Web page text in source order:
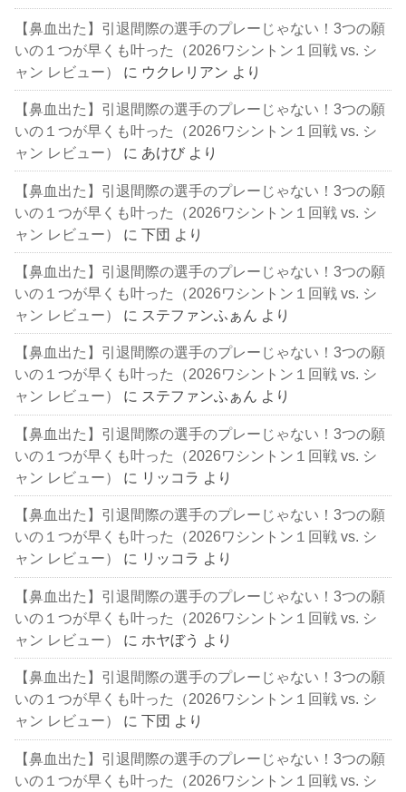
【鼻血出た】引退間際の選手のプレーじゃない！3つの願
いの１つが早くも叶った（2026ワシントン１回戦 vs. シ
ャン レビュー）
に ウクレリアン より
【鼻血出た】引退間際の選手のプレーじゃない！3つの願
いの１つが早くも叶った（2026ワシントン１回戦 vs. シ
ャン レビュー）
に あけび より
【鼻血出た】引退間際の選手のプレーじゃない！3つの願
いの１つが早くも叶った（2026ワシントン１回戦 vs. シ
ャン レビュー）
に下団 より
【鼻血出た】引退間際の選手のプレーじゃない！3つの願
いの１つが早くも叶った（2026ワシントン１回戦 vs. シ
ャン レビュー）
に ステファンふぁん より
【鼻血出た】引退間際の選手のプレーじゃない！3つの願
いの１つが早くも叶った（2026ワシントン１回戦 vs. シ
ャン レビュー）
に ステファンふぁん より
【鼻血出た】引退間際の選手のプレーじゃない！3つの願
いの１つが早くも叶った（2026ワシントン１回戦 vs. シ
ャン レビュー）
に リッコラ より
【鼻血出た】引退間際の選手のプレーじゃない！3つの願
いの１つが早くも叶った（2026ワシントン１回戦 vs. シ
ャン レビュー）
に リッコラ より
【鼻血出た】引退間際の選手のプレーじゃない！3つの願
いの１つが早くも叶った（2026ワシントン１回戦 vs. シ
ャン レビュー）
に ホヤぼう より
【鼻血出た】引退間際の選手のプレーじゃない！3つの願
いの１つが早くも叶った（2026ワシントン１回戦 vs. シ
ャン レビュー）
に下団 より
【鼻血出た】引退間際の選手のプレーじゃない！3つの願
いの１つが早くも叶った（2026ワシントン１回戦 vs. シ